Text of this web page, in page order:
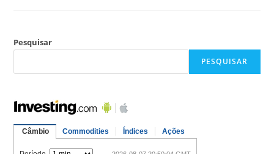
Pesquisar
PESQUISAR